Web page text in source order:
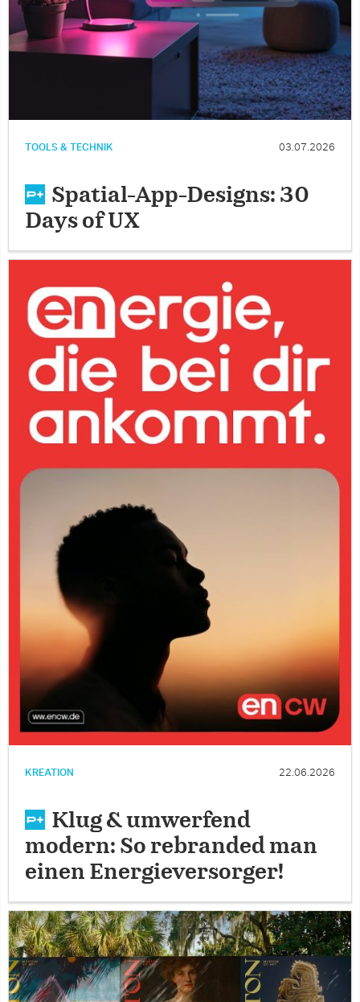
TOOLS & TECHNIK 03.07.2026
Spatial-App-Designs: 30
Days of UX
KREATION 22.06.2026
Klug & umwerfend
modern: So rebranded man
einen Energieversorger!